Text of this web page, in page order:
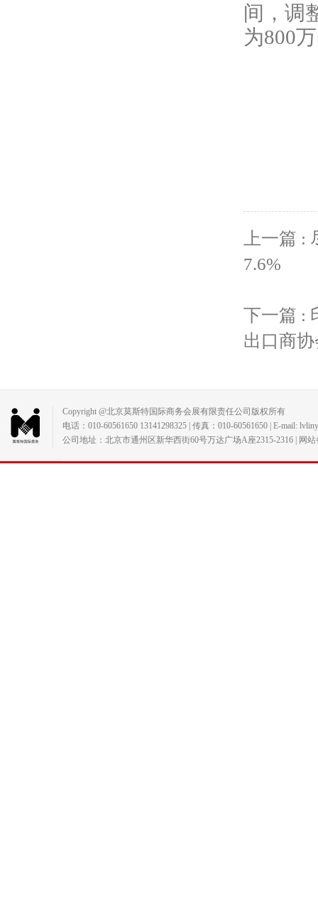
间，调
为800
上一篇
7.6%
下一篇 :
出口商
Copyright @北京莫斯特国际商务会展有限责任公司版权所有
电话：010-60561650 13141298325 | 传真：010-60561650 | E-mail:
公司地址：北京市通州区新华西街60号万达广场A座2315-2316 | 网